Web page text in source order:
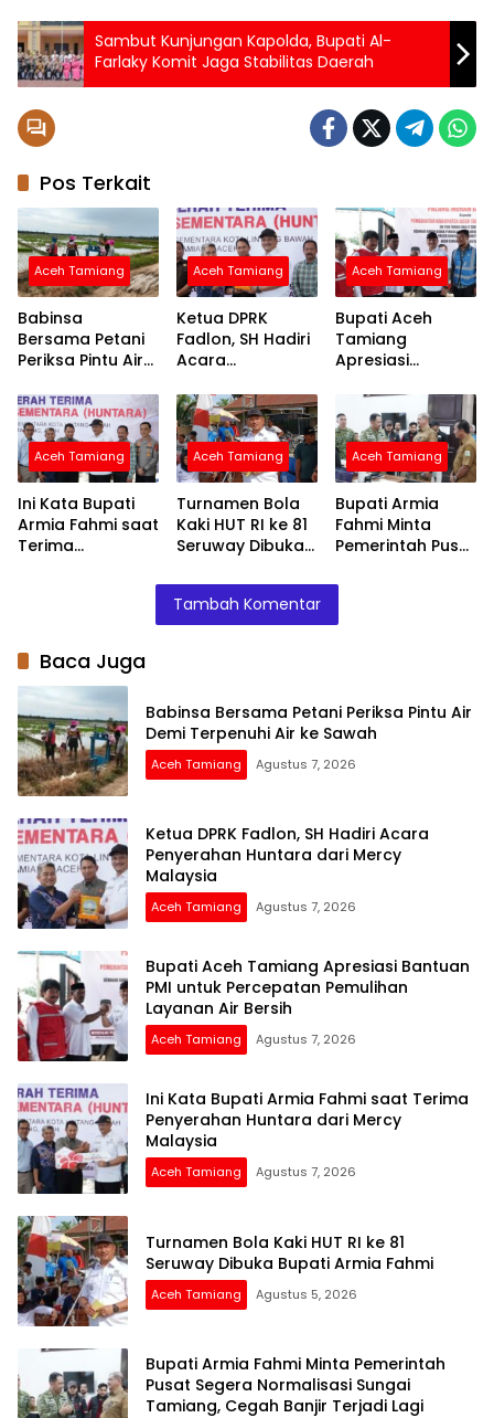
Sambut Kunjungan Kapolda, Bupati Al-
Farlaky Komit Jaga Stabilitas Daerah
Pos Terkait
Aceh Tamiang
Babinsa
Bersama Petani
Periksa Pintu Air
Air ke Sawah
Aceh Tamiang
Ketua DPRK
Fadlon, SH Hadiri
Acara
Huntara dari
Mercy Malaysia
Aceh Tamiang
Bupati Aceh
Tamiang
Apresiasi
untuk
Percepatan
Pemulihan
Layanan Air
Bersih
Aceh Tamiang
Ini Kata Bupati
Armia Fahmi saat
Terima
Aceh Tamiang
Turnamen Bola
Kaki HUT RI ke 81
Seruway Dibuka
Fahmi
Aceh Tamiang
Bupati Armia
Fahmi Minta
Pemerintah Pusat
Normalisasi
Cegah Banjir
Tambah Komentar
Baca Juga
Babinsa Bersama Petani Periksa Pintu Air
Demi Terpenuhi Air ke Sawah
Aceh Tamiang Agustus 7, 2026
Ketua DPRK Fadlon, SH Hadiri Acara
Penyerahan Huntara dari Mercy
Malaysia
Aceh Tamiang Agustus 7, 2026
Bupati Aceh Tamiang Apresiasi Bantuan
PMI untuk Percepatan Pemulihan
Layanan Air Bersih
Aceh Tamiang Agustus 7, 2026
Ini Kata Bupati Armia Fahmi saat Terima
Penyerahan Huntara dari Mercy
Malaysia
Aceh Tamiang Agustus 7, 2026
Turnamen Bola Kaki HUT RI ke 81
Seruway Dibuka Bupati Armia Fahmi
Aceh Tamiang Agustus 5, 2026
Bupati Armia Fahmi Minta Pemerintah
Pusat Segera Normalisasi Sungai
Tamiang, Cegah Banjir Terjadi Lagi